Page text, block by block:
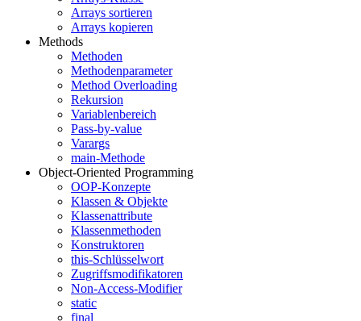
Arrays sortieren
Arrays kopieren
Methods
Methoden
Methodenparameter
Method Overloading
Rekursion
Variablenbereich
Pass-by-value
Varargs
main-Methode
Object-Oriented Programming
OOP-Konzepte
Klassen & Objekte
Klassenattribute
Klassenmethoden
Konstruktoren
this-Schlüsselwort
Zugriffsmodifikatoren
Non-Access-Modifier
static
final